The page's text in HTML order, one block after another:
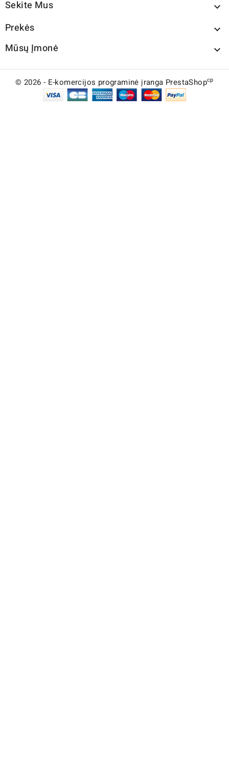
Sekite Mus 
Prekės 
Mūsų Įmonė 
© 2026 - E-komercijos programinė įranga PrestaShopcp